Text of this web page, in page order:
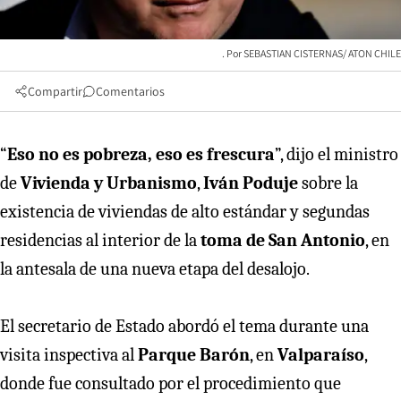
SEBASTIAN CISTERNAS/ ATON CHILE
Compartir Comentarios
“Eso no es pobreza, eso es frescura”, dijo el ministro
deVivienda y Urbanismo,Iván Podujesobre la
existencia de viviendas de alto estándar y segundas
residencias al interior de latoma de San Antonio, en
la antesala de una nueva etapa del desalojo.
El secretario de Estado abordó el tema durante una
visita inspectiva alParque Barón, enValparaíso,
donde fue consultado por el procedimiento que